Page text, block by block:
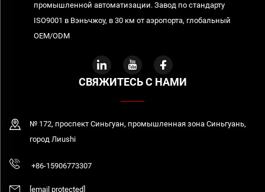
промышленной автоматизации. Завод по стандарту
ISO9001 в Вэньчжоу, в 30 км от аэропорта, глобальный
OEM/ODM
СВЯЖИТЕСЬ С НАМИ
№ 172, проспект Синьгуан, промышленная зона Синьгуань,
город Лиushi
+86-15906773307
[email protected]